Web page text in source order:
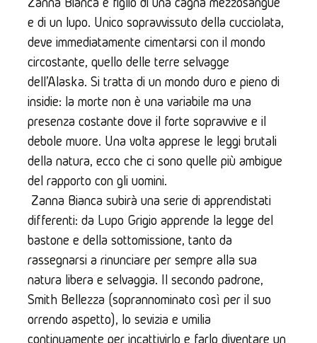
e di un lupo. Unico sopravvissuto della cucciolata,
deve immediatamente cimentarsi con il mondo
circostante, quello delle terre selvagge
dell'Alaska. Si tratta di un mondo duro e pieno di
insidie: la morte non è una variabile ma una
presenza costante dove il forte sopravvive e il
debole muore. Una volta apprese le leggi brutali
della natura, ecco che ci sono quelle più ambigue
del rapporto con gli uomini.
differenti: da Lupo Grigio apprende la legge del
bastone e della sottomissione, tanto da
rassegnarsi a rinunciare per sempre alla sua
natura libera e selvaggia. Il secondo padrone,
Smith Bellezza (soprannominato così per il suo
orrendo aspetto), lo sevizia e umilia
continuamente per incattivirlo e farlo diventare un